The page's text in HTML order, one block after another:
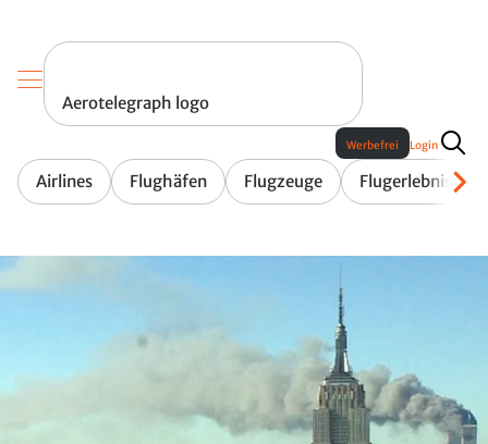
Aerotelegraph logo
Airlines Flughäfen Flugzeuge Flugerlebnis
Werbefrei Login